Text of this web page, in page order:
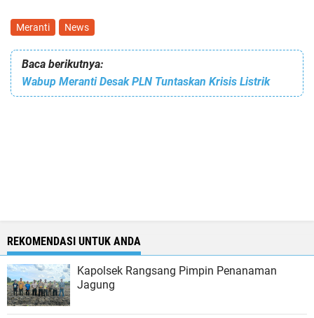
Meranti News
Baca berikutnya:
Wabup Meranti Desak PLN Tuntaskan Krisis Listrik
REKOMENDASI UNTUK ANDA
Kapolsek Rangsang Pimpin Penanaman
Jagung